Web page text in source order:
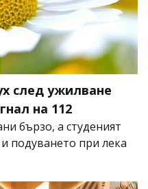
след ужилване
на 112
бързо, а студеният
подуването при лека